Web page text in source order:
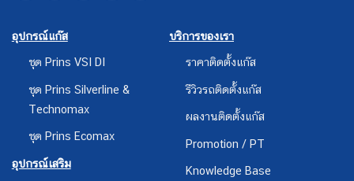
อุปกรณ์แก๊ส
ชุด Prins VSI DI
ชุด Prins Silverline &
Technomax
ชุด Prins Ecomax
อุปกรณ์เสริม
บริการของเรา
ราคาติดตั้งแก๊ส
รีวิวรถติดตั้งแก๊ส
ผลงานติดตั้งแก๊ส
Promotion / PT
Knowledge Base